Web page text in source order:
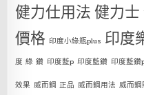
健力仕用法健力士
價格 印度小綠瓶plus 印度
度 綠 鑽 印度藍p 印度藍鑽 印度藍鑽
效果 威而鋼 正品 威而鋼用法 威而鋼